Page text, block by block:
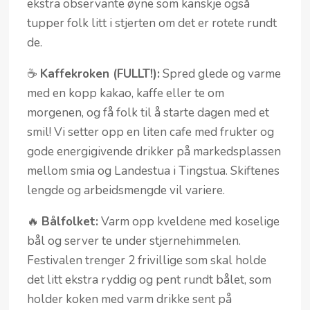
ekstra observante øyne som kanskje også
tupper folk litt i stjerten om det er rotete rundt
de.
☕ Kaffekroken (FULLT!): Spred glede og varme
med en kopp kakao, kaffe eller te om
morgenen, og få folk til å starte dagen med et
smil! Vi setter opp en liten cafe med frukter og
gode energigivende drikker på markedsplassen
mellom smia og Landestua i Tingstua. Skiftenes
lengde og arbeidsmengde vil variere.
🔥 Bålfolket: Varm opp kveldene med koselige
bål og server te under stjernehimmelen.
Festivalen trenger 2 frivillige som skal holde
det litt ekstra ryddig og pent rundt bålet, som
holder koken med varm drikke sent på